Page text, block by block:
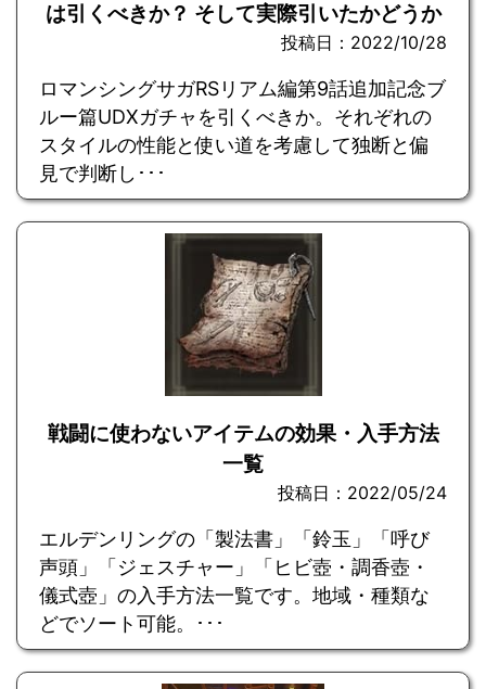
は引くべきか？ そして実際引いたかどうか
投稿日：2022/10/28
ロマンシングサガRSリアム編第9話追加記念ブ
ルー篇UDXガチャを引くべきか。それぞれの
スタイルの性能と使い道を考慮して独断と偏
見で判断し･･･
戦闘に使わないアイテムの効果・入手方法
一覧
投稿日：2022/05/24
エルデンリングの「製法書」「鈴玉」「呼び
声頭」「ジェスチャー」「ヒビ壺・調香壺・
儀式壺」の入手方法一覧です。地域・種類な
どでソート可能。･･･